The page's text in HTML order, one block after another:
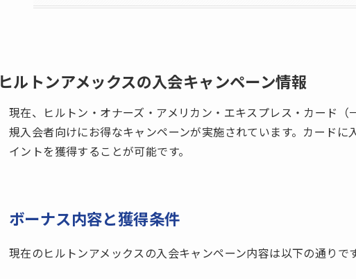
ヒルトンアメックスの入会キャンペーン情報
現在、ヒルトン・オナーズ・アメリカン・エキスプレス・カード
規入会者向けにお得なキャンペーンが実施されています。カード
イントを獲得することが可能です。
ボーナス内容と獲得条件
現在のヒルトンアメックスの入会キャンペーン内容は以下の通りです